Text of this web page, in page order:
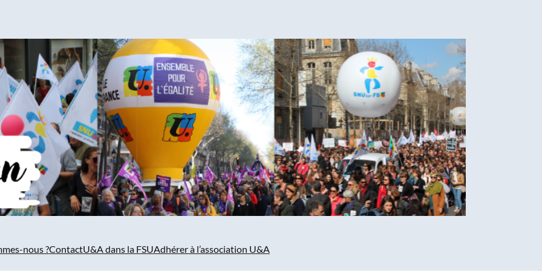
nous ?ContactU&A dans la FSUAdhérer à l’association U&A